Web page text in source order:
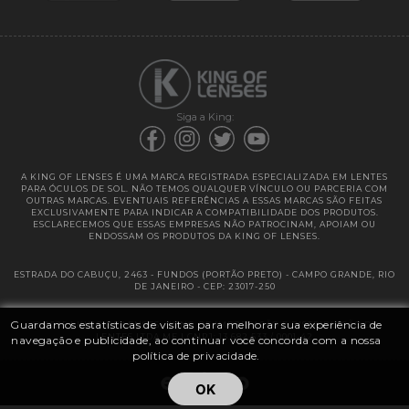
Guardamos estatísticas de visitas para melhorar sua experiência de
navegação e publicidade, ao continuar você concorda com a nossa
política de privacidade.
OK
Siga a King:
A KING OF LENSES É UMA MARCA REGISTRADA ESPECIALIZADA EM LENTES
PARA ÓCULOS DE SOL. NÃO TEMOS QUALQUER VÍNCULO OU PARCERIA COM
OUTRAS MARCAS. EVENTUAIS REFERÊNCIAS A ESSAS MARCAS SÃO FEITAS
EXCLUSIVAMENTE PARA INDICAR A COMPATIBILIDADE DOS PRODUTOS.
ESCLARECEMOS QUE ESSAS EMPRESAS NÃO PATROCINAM, APOIAM OU
ENDOSSAM OS PRODUTOS DA KING OF LENSES.
ESTRADA DO CABUÇU, 2463 - FUNDOS (PORTÃO PRETO) - CAMPO GRANDE, RIO
DE JANEIRO - CEP: 23017-250
@ 2025 | KING OF LENSES - KING OF IMPORTAÇÃO E DISTRIBUIÇÃO DE
LENTES LTDA ME | CNPJ: 13.682.533 / 0001-42